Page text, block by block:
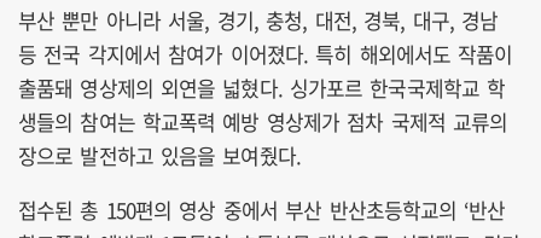
부산 뿐만 아니라 서울, 경기, 충청, 대전, 경북, 대구, 경남
등 전국 각지에서 참여가 이어졌다. 특히 해외에서도 작품이
출품돼 영상제의 외연을 넓혔다. 싱가포르 한국국제학교 학
생들의 참여는 학교폭력 예방 영상제가 점차 국제적 교류의
장으로 발전하고 있음을 보여줬다.
접수된 총 150편의 영상 중에서 부산 반산초등학교의 ‘반산